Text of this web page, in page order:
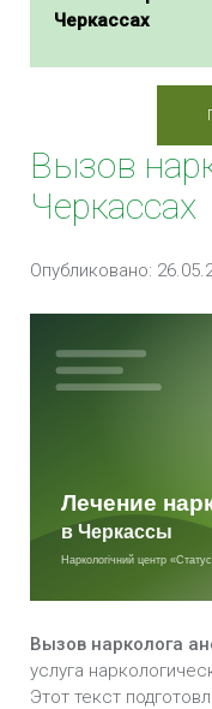
Черкассах
Имплантация
Реабилитация от
Кодирование от
Лечение
Лечение
Методы лечения
в Черкассах
Снятие
Амбулаторное
Черкассах
Вызов
Черкассах
Опубликовано:
Вызов нарколога
услуга
Этот текст